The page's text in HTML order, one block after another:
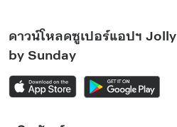
ดาวน์โหลดซูเปอร์แอปฯ Jolly
by Sunday